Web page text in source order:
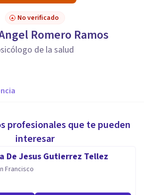
No verificado
Romero Ramos
de la salud
profesionales que te pueden
interesar
De Jesus Gutierrez Tellez
Francisco